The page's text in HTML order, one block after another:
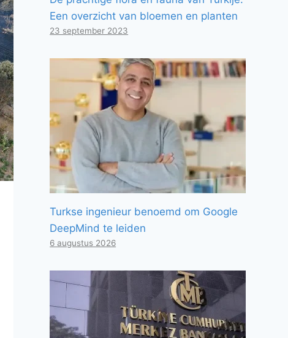
Een overzicht van bloemen en planten
23 september 2023
Turkse ingenieur benoemd om Google
DeepMind te leiden
6 augustus 2026